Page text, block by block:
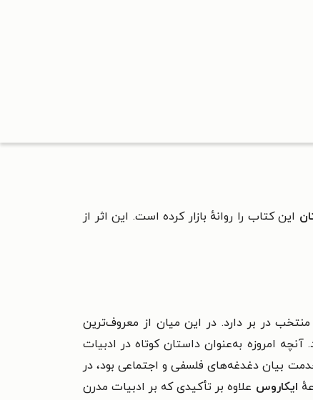
این کتاب را روانهٔ بازار کرده است. این اثر از
۱۳۰ قصه به قلم بیش از ۳۰ نویسنده را به‌صورت منتخب در بر دارد. در این میان از معروف‌ترین
آنچه امروزه به‌عنوان داستان کوتاه در ادبیات
ابزار قدرتمند ادبی که در خدمت بیان دغدغه‌های فلسفی و اجتماعی بود، در
ایکاروس علاوه بر تأکیدی که بر ادبیات مدرن